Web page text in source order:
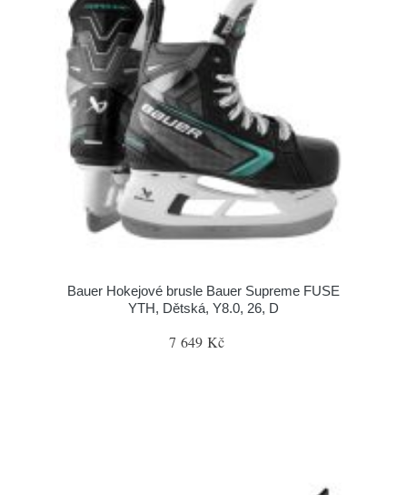
Bauer Hokejové brusle Bauer Supreme FUSE
YTH, Dětská, Y8.0, 26, D
7 649 Kč